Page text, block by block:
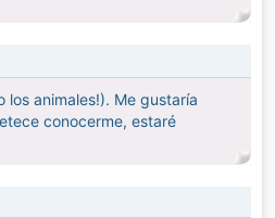
los animales!). Me gustaría
conocerme, estaré